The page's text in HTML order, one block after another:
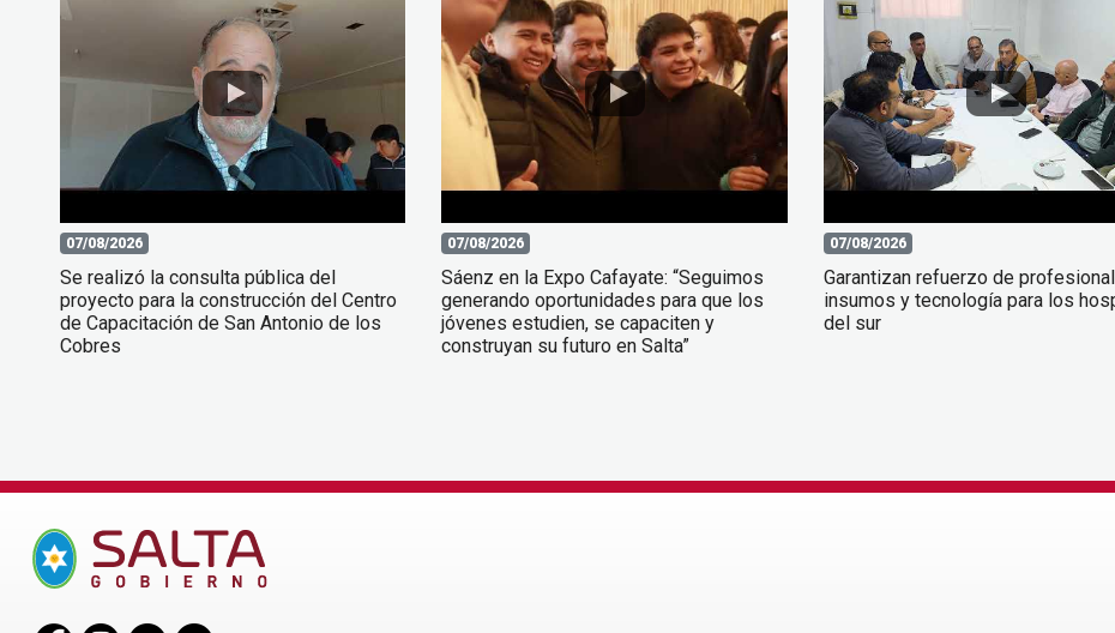
07/08/2026
Se realizó la consulta pública del
proyecto para la construcción del Centro
de Capacitación de San Antonio de los
Cobres
07/08/2026
Sáenz en la Expo Cafayate: “Seguimos
generando oportunidades para que los
jóvenes estudien, se capaciten y
construyan su futuro en Salta”
07/08/2026
Garantizan refuerzo de
insumos y tecnología para los
del sur